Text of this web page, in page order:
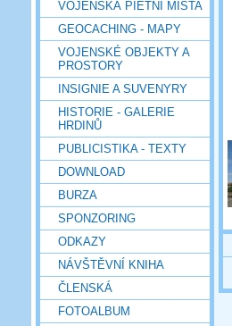
VOJENSKÁ PIETNÍ MÍSTA
GEOCACHING - MAPY
VOJENSKÉ OBJEKTY A
PROSTORY
INSIGNIE A SUVENYRY
HISTORIE - GALERIE
HRDINŮ
PUBLICISTIKA - TEXTY
DOWNLOAD
BURZA
SPONZORING
ODKAZY
NÁVŠTĚVNÍ KNIHA
ČLENSKÁ
FOTOALBUM